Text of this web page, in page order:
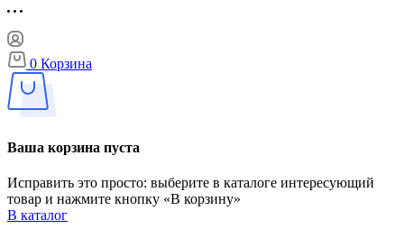
0 Корзина
Ваша корзина пуста
Исправить это просто: выберите в каталоге интересующий
товар и нажмите кнопку «В корзину»
В каталог